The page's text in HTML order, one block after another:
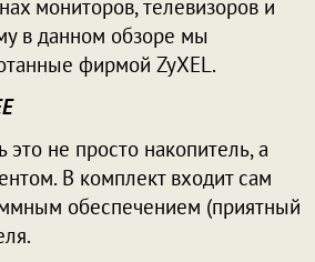
мониторов, телевизоров и
в данном обзоре мы
фирмой ZyXEL.
не просто накопитель, а
В комплект входит сам
обеспечением (приятный